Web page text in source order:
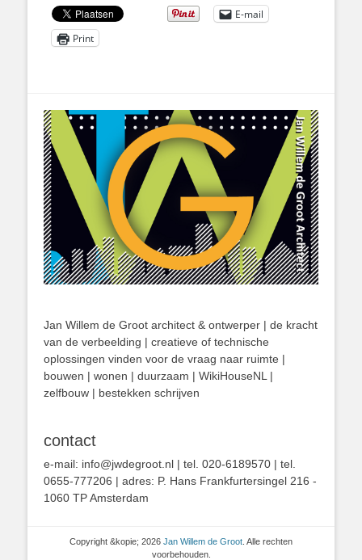
E-mail
Print
Jan Willem de Groot architect & ontwerper | de kracht
van de verbeelding | creatieve of technische
oplossingen vinden voor de vraag naar ruimte |
bouwen | wonen | duurzaam | WikiHouseNL |
zelfbouw | bestekken schrijven
contact
e-mail: info@jwdegroot.nl | tel. 020-6189570 | tel.
0655-777206 | adres: P. Hans Frankfurtersingel 216 -
1060 TP Amsterdam
Copyright &kopie; 2026 Jan Willem de Groot . Alle rechten
voorbehouden.